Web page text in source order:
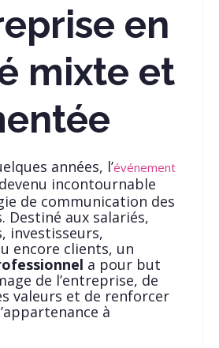
en
mixte et
années, l’événement
incontournable
de communication des
Destiné aux salariés,
investisseurs,
encore clients, un
a pour but
de l’entreprise, de
valeurs et de renforcer
à